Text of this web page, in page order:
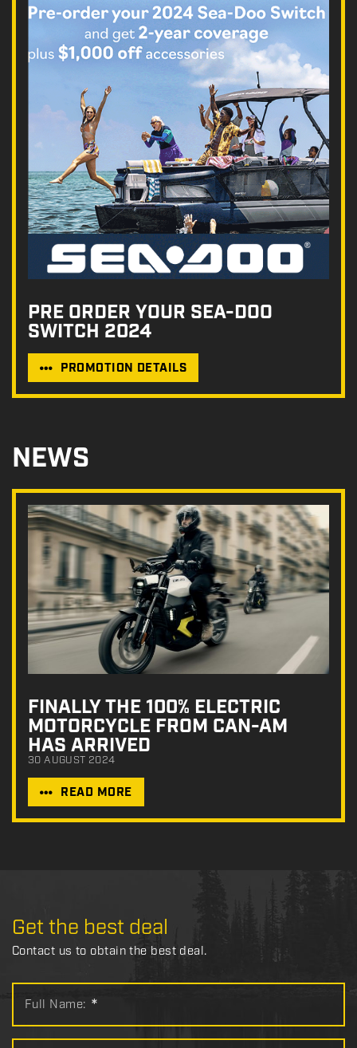
PRE ORDER YOUR SEA-DOO
SWITCH 2024
PROMOTION DETAILS
NEWS
FINALLY THE 100% ELECTRIC
MOTORCYCLE FROM CAN-AM
HAS ARRIVED
30 AUGUST 2024
READ MORE
Get the best deal
Contact us to obtain the best deal.
Full Name: *